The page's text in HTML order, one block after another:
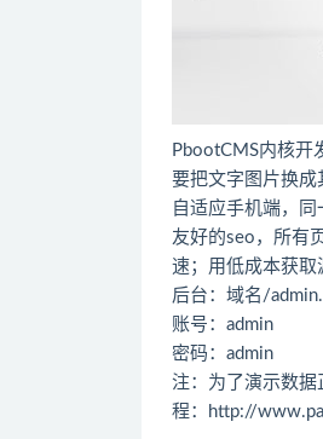
PbootCMS内核开
要把文字图片换成
自适应手机端，
友好的seo，所有
速；用低成本获取
后台：域名/
账号：admin
密码：admin
注：为了演示数据
程：
http://